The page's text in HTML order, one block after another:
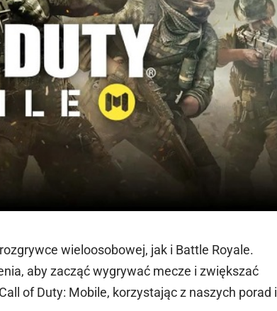
wieloosobowej, jak i Battle Royale.
aby zacząć wygrywać mecze i zwiększać
of Duty: Mobile, korzystając z naszych porad i